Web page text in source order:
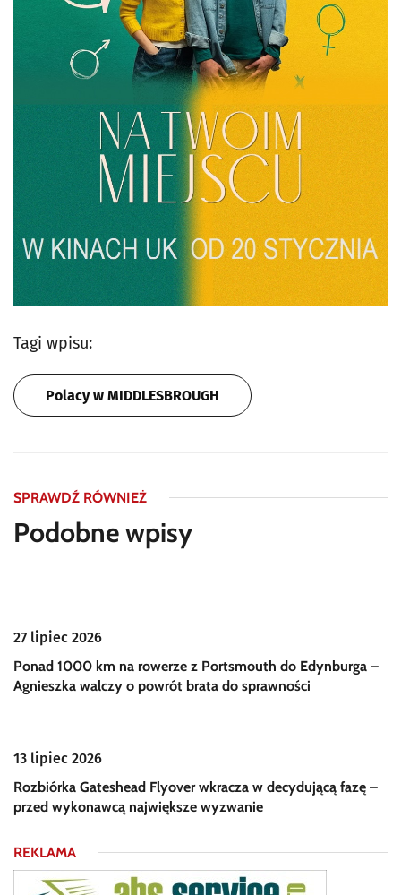
Tagi wpisu:
Polacy w MIDDLESBROUGH
SPRAWDŹ RÓWNIEŻ
Podobne wpisy
27 lipiec 2026
Ponad 1000 km na rowerze z Portsmouth do Edynburga –
Agnieszka walczy o powrót brata do sprawności
13 lipiec 2026
Rozbiórka Gateshead Flyover wkracza w decydującą fazę –
przed wykonawcą największe wyzwanie
REKLAMA